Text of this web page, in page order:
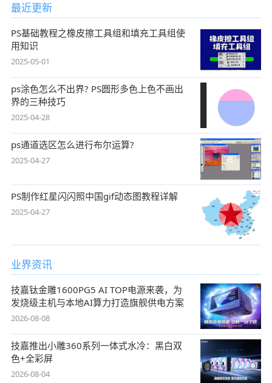
最近更新
PS基础教程之橡皮擦工具组和填充工具组使
用知识
2025-05-01
ps涂色怎么不出界? PS圆形多色上色不画出
界的三种技巧
2025-04-28
ps通道选区怎么进行布尔运算?
2025-04-27
PS制作红星闪闪照中国gif动态图教程详解
2025-04-27
业界资讯
技嘉钛金雕1600PG5 AI TOP电源来袭，为
发烧级主机与本地AI算力打造旗舰供电方案
2026-08-08
技嘉推出小雕360系列一体式水冷：黑白双
色+全彩屏
2026-08-04